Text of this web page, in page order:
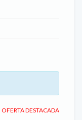
OFERTA DESTACADA